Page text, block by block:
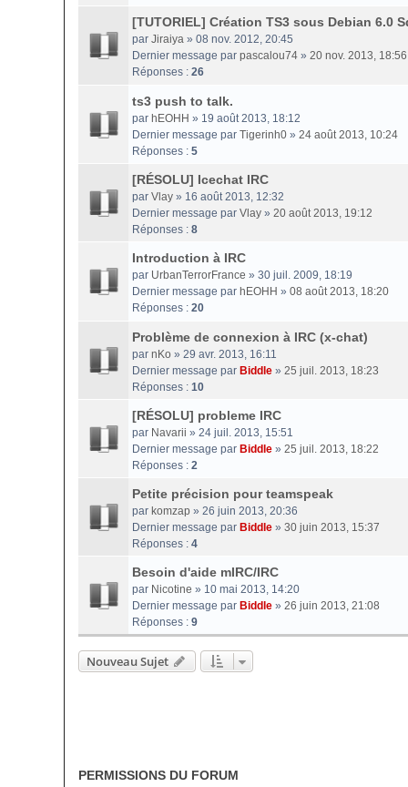
[TUTORIEL] Création TS3 sous Debian 6.0
par Jiraiya » 08 nov. 2012, 20:45
Dernier message par pascalou74 » 20 nov. 2013, 18:56
Réponses : 26
ts3 push to talk.
par hEOHH » 19 août 2013, 18:12
Dernier message par Tigerinh0 » 24 août 2013, 10:24
Réponses : 5
[RÉSOLU] Icechat IRC
par Vlay » 16 août 2013, 12:32
Dernier message par Vlay » 20 août 2013, 19:12
Réponses : 8
Introduction à IRC
par UrbanTerrorFrance » 30 juil. 2009, 18:19
Dernier message par hEOHH » 08 août 2013, 18:20
Réponses : 20
Problème de connexion à IRC (x-chat)
par nKo » 29 avr. 2013, 16:11
Dernier message par Biddle » 25 juil. 2013, 18:23
Réponses : 10
[RÉSOLU] probleme IRC
par Navarii » 24 juil. 2013, 15:51
Dernier message par Biddle » 25 juil. 2013, 18:22
Réponses : 2
Petite précision pour teamspeak
par komzap » 26 juin 2013, 20:36
Dernier message par Biddle » 30 juin 2013, 15:37
Réponses : 4
Besoin d'aide mIRC/IRC
par Nicotine » 10 mai 2013, 14:20
Dernier message par Biddle » 26 juin 2013, 21:08
Réponses : 9
Nouveau Sujet
PERMISSIONS DU FORUM